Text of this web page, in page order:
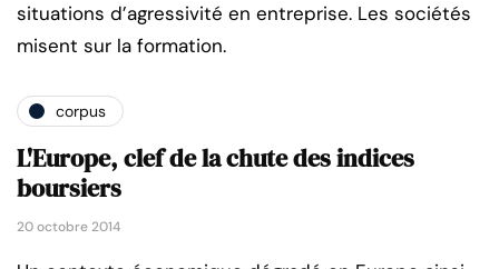
situations d’agressivité en entreprise. Les sociétés
misent sur la formation.
corpus
L'Europe, clef de la chute des indices
boursiers
20 octobre 2014